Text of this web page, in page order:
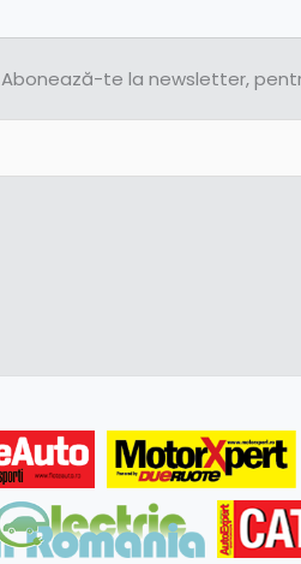
Abonează-te la newsletter,